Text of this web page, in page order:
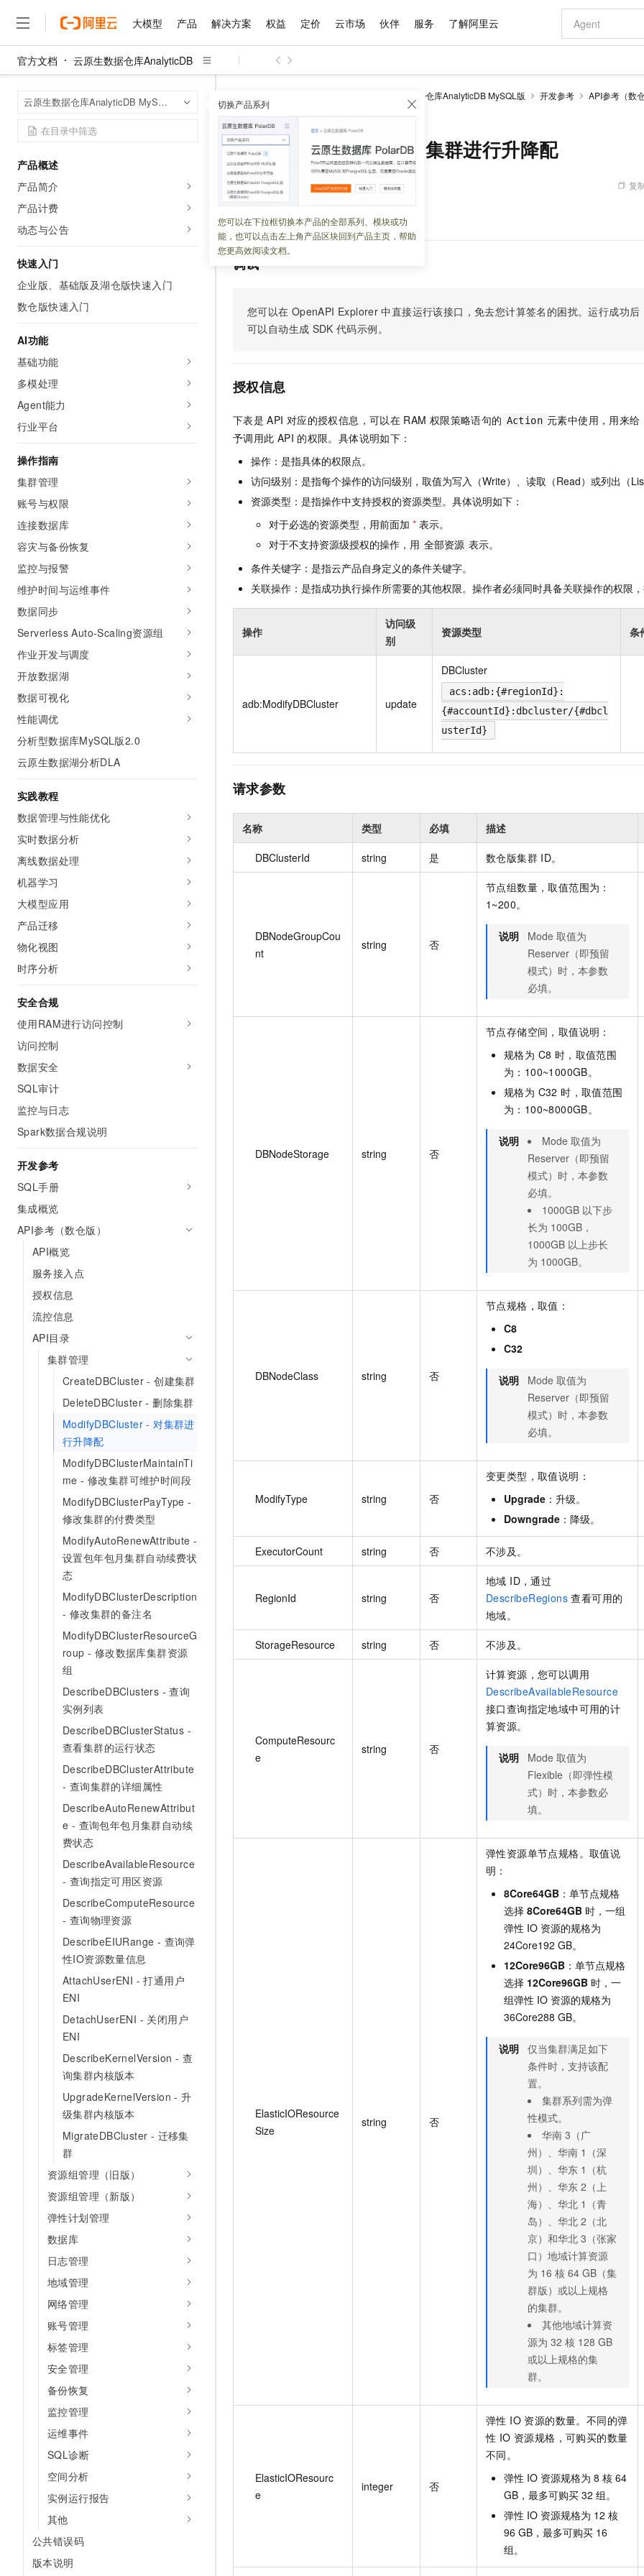
大模型 产品 解决方案 权益 定价 云市场 伙伴 服务 了解阿里云
官方文档 云原生数据仓库AnalyticDB
云原生数据仓库AnalyticDB MySQL版 切换产品系列
您可以在下拉框切换本产品的全部系列、模块或功
能，也可以点击左上角产品区块回到产品主页，帮助
您更高效阅读文档。
产品概述
产品简介
产品计费
动态与公告
快速入门
企业版、基础版及湖仓版快速入门
数仓版快速入门
AI功能
基础功能
多模处理
Agent能力
行业平台
操作指南
集群管理
账号与权限
连接数据库
容灾与备份恢复
监控与报警
维护时间与运维事件
数据同步
Serverless Auto-Scaling资源组
作业开发与调度
开放数据湖
数据可视化
性能调优
分析型数据库MySQL版2.0
云原生数据湖分析DLA
实践教程
数据管理与性能优化
实时数据分析
离线数据处理
机器学习
大模型应用
产品迁移
物化视图
时序分析
安全合规
使用RAM进行访问控制
访问控制
数据安全
SQL审计
监控与日志
Spark数据合规说明
开发参考
SQL手册
集成概览
API参考（数仓版）
API概览
服务接入点
授权信息
流控信息
API目录
集群管理
CreateDBCluster - 创建集群
DeleteDBCluster - 删除集群
ModifyDBCluster - 对集群进
行升降配
ModifyDBClusterMaintainTi
me - 修改集群可维护时间段
ModifyDBClusterPayType -
修改集群的付费类型
ModifyAutoRenewAttribute -
设置包年包月集群自动续费状
态
ModifyDBClusterDescription
- 修改集群的备注名
ModifyDBClusterResourceG
roup - 修改数据库集群资源
组
DescribeDBClusters - 查询
实例列表
DescribeDBClusterStatus -
查看集群的运行状态
DescribeDBClusterAttribute
- 查询集群的详细属性
DescribeAutoRenewAttribut
e - 查询包年包月集群自动续
费状态
DescribeAvailableResource
- 查询指定可用区资源
DescribeComputeResource
- 查询物理资源
DescribeEIURange - 查询弹
性IO资源数量信息
AttachUserENI - 打通用户
ENI
DetachUserENI - 关闭用户
ENI
DescribeKernelVersion - 查
询集群内核版本
UpgradeKernelVersion - 升
级集群内核版本
MigrateDBCluster - 迁移集
群
资源组管理（旧版）
资源组管理（新版）
弹性计划管理
数据库
日志管理
地域管理
网络管理
账号管理
标签管理
安全管理
备份恢复
监控管理
运维事件
SQL诊断
空间分析
实例运行报告
其他
公共错误码
版本说明
云原生数据仓库AnalyticDB MySQL版 开发参考
API参考（数
ModifyDBCluster - 对集群进行升降配
ModifyDBCluster - 对集群进行升降配
更新时间：2026-01-08 02:34:00 复
对数仓版集群进行升降配。
调试
您可以在 OpenAPI Explorer 中直接运行该接口，免去您计算签名的困扰。运行成功
可以自动生成 SDK 代码示例。
授权信息
下表是 API 对应的授权信息，可以在 RAM 权限策略语句的 Action 元素中使用，用来给
予调用此 API 的权限。具体说明如下：
操作：是指具体的权限点。
访问级别：是指每个操作的访问级别，取值为写入（Write）、读取（Read）或列出（
资源类型：是指操作中支持授权的资源类型。具体说明如下：
对于必选的资源类型，用前面加 * 表示。
对于不支持资源级授权的操作，用 全部资源 表示。
条件关键字：是指云产品自身定义的条件关键字。
关联操作：是指成功执行操作所需要的其他权限。操作者必须同时具备关联操作的权限
操作
访问级
别
资源类型 条
adb:ModifyDBCluster update
DBCluster
acs:adb:{#regionId}:
{#accountId}:dbcluster/{#dbcl
usterId}
请求参数
名称 类型 必填 描述
DBClusterId string 是 数仓版集群 ID。
DBNodeGroupCou
nt
string 否
节点组数量，取值范围为：
1~200。
说明
Mode 取值为
Reserver（即预留
模式）时，本参数
必填。
DBNodeStorage string 否
节点存储空间，取值说明：
规格为 C8 时，取值范围
为：100~1000GB。
规格为 C32 时，取值范围
为：100~8000GB。
说明
Mode 取值为
Reserver（即预留
模式）时，本参数
必填。
1000GB 以下步
长为 100GB，
1000GB 以上步长
为 1000GB。
DBNodeClass string 否
节点规格，取值：
C8
C32
说明
Mode 取值为
Reserver（即预留
模式）时，本参数
必填。
ModifyType string 否
变更类型，取值说明：
Upgrade ：升级。
Downgrade ：降级。
ExecutorCount string 否 不涉及。
RegionId string 否
地域 ID，通过
DescribeRegions 查看可用的
地域。
StorageResource string 否 不涉及。
ComputeResourc
e
string 否
计算资源，您可以调用
DescribeAvailableResource
接口查询指定地域中可用的计
算资源。
说明
Mode 取值为
Flexible（即弹性模
式）时，本参数必
填。
ElasticIOResource
Size
string 否
弹性资源单节点规格。取值说
明：
8Core64GB ：单节点规格
选择 8Core64GB 时，一组
弹性 IO 资源的规格为
24Core192 GB。
12Core96GB ：单节点规格
选择 12Core96GB 时，一
组弹性 IO 资源的规格为
36Core288 GB。
说明 仅当集群满足如下
条件时，支持该配
置。
集群系列需为弹
性模式。
华南 3（广
州）、华南 1（深
圳）、华东 1（杭
州）、华东 2（上
海）、华北 1（青
岛）、华北 2（北
京）和华北 3（张家
口）地域计算资源
为 16 核 64 GB（集
群版）或以上规格
的集群。
其他地域计算资
源为 32 核 128 GB
或以上规格的集
群。
ElasticIOResourc
e
integer 否
弹性 IO 资源的数量。不同的弹
性 IO 资源规格，可购买的数量
不同。
弹性 IO 资源规格为 8 核 64
GB，最多可购买 32 组。
弹性 IO 资源规格为 12 核
96 GB，最多可购买 16
组。
大模型
大模型
大模型
文本生成
Qwen3.8-Max HOT
智能体时代全能旗舰模型
Qwen3.7-Plus
Qwen3-VL-Plus
视觉 Coding、空间感知、多模态思考等全面升级
Kimi 最新旗舰模型，长程编程与推理利器
GLM-5.2
图片
Wan2.7-
大模型服务
千问AI平台-Token Plan NEW
千问AI平台-模型体验
在线体验全尺寸、多种模态的模型效果
Happy 系列大模型
新一代 AI 视频生成模型，深度适配广告营销等场景
大模型服务平台百炼-应用模版
灵活可视化地构建企业级 Agent
人工智能平台 PAI
Qoder HOT
大模型解决方案
快速部署 Dify，高效搭建 AI 应用 10分钟微调：让0.6B模型媲美235B模型 多模态数据
产品
精选产品
人工智能与机器学习
存储
网络与CDN
安全
中间件
数据库
大数据计算
媒体服务
企业服务与云通信
终端用户计算
Serverless
迁移与运维管理
专有云
精选产品
大模型服务平台百炼
大模型服务与应用平台
千问大模型
多元化、高性能、安全可靠的大模型服务
无影云电脑
随时随地安全接入的云上超级电脑
云解析DNS
面向分析的企业级SaaS模式云数据仓库
域名与网站
对象存储 OSS
一站式AI开发、训练和推理服务
Qoder CN
提供一站式管理容器应用的 K8s 服务 云原生的云上
解决方案
精选解决方案
AI
现代化应用
安全
网络
可观测
上云与迁云
企业出海
精选解决方案
千问办公，解锁你的工作新方式
企业级Agent产品，直接交付可用成果
Agency Agents：拥有专属领域专家
多领域专家智能体,一键组建 AI 虚拟交付团队
HappyHorse 打造一站式影视创作平台
快速拥有专属 OpenClaw
睿译宝，AI翻译排版一步到位
GLM-5.2：长任务时代开源旗舰模型
自主进化，持久记忆，越用越聪明
Claude Code + GStack 打造工程团队
权益 普惠上云
普惠上云 官方力荐
云服务器38元/年起，超值低价云产品抢先购
官方推荐返现计划
推荐新用户得奖励，单订单最高返9万
云工开物
高校专属算力普惠，学生认证享300元代金券
免费试用
最高领取价值200元试用点，立即开启云上创新
AI 产品 免费试用
140+云产品 免费试用
产品新客免费试用，最长12个月
大模型ACA认证体验
助力企业全员 AI 认知与能力提升
AI 特惠
智启 AI 普惠权益
阿里云 OPC 创新助力计划
至高百万元 Token 补贴，加速一人公司成长
Qwen3.8-Max 首发尝鲜，限时加量 10 倍，夜间低至2折
千问办公，限时限量积分加倍
送.CN域名，送备案服务码
AI 场景体
AI助力短剧漫
定价 产品定价
了解云产品的定价详情
云上成本管理
管理和优化成本
价格计算器
自助选配和估算价格
价格优势
推动算力普惠，释放技术红利
配置报价
云市场 精选商城
网站建设
多端小程序
Salesforce 国际版订阅
友盟天域
观测云
Tuya 物联网平台阿里云版
蓝凌 OA
行业生态解决方案
开发者生态解决方案
数据与 API
数据集
身份实名认证
短信
OCR 文字识别
发票查验
OA 办公系统
财税管理
基础软件
Ubuntu
伙伴 成为销售伙伴
分销伙伴
咨询伙伴
销售伙伴合作计划
Salesforce On Alibaba Cloud
Consulting Partner 合作计划
AI 大模型销售与服务生态合作计划
成为产品伙伴
产品生态集成认证中心
产品生态伙伴工作台
产品伙伴
数据库合作
服务 售前咨询
在线服务
售后服务
自助服务
工单服务
短信专区
企业增值服务
企业支持计划
企业增值服务台
服务实践
阿里云认证
了解阿里云 为什么选择阿里云
什么是云计算
技术领先
稳定可靠
安全合规
分析师报告
研究报告与白皮书
AI 算法大赛
云开发大赛
最佳实践
云上春晚
云栖战略参考
云上的中国
金融模力时刻
市场活动
活动全景